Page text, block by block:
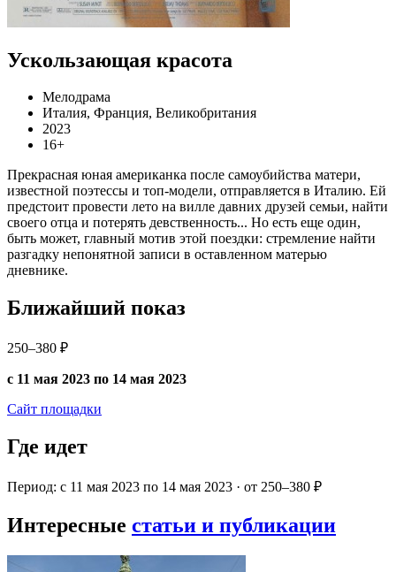
Ускользающая красота
Мелодрама
Италия, Франция, Великобритания
2023
16+
Прекрасная юная американка после самоубийства матери,
известной поэтессы и топ-модели, отправляется в Италию. Ей
предстоит провести лето на вилле давних друзей семьи, найти
своего отца и потерять девственность... Но есть еще один,
быть может, главный мотив этой поездки: стремление найти
разгадку непонятной записи в оставленном матерью
дневнике.
Ближайший показ
250–380 ₽
с 11 мая 2023 по 14 мая 2023
Сайт площадки
Где идет
Период: с 11 мая 2023 по 14 мая 2023 · от 250–380 ₽
Интересные статьи и публикации